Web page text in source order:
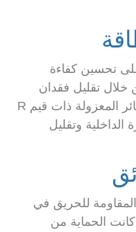
تحسين كفاءة
خلال تقليل فقدان
الحرارة واكتسابها. فكر في الستائر المعزولة ذات قيم R
الداخلية وتقليل
للحريق في
كانت الحماية من